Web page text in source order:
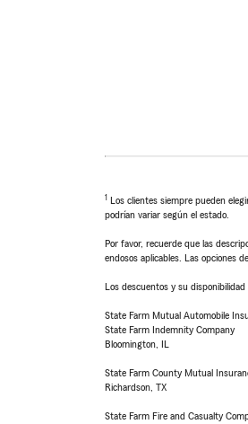
1 Los clientes siempre pueden
podrían variar según el estado.
Por favor, recuerde que las
endosos aplicables. Las opciones
Los descuentos y su
State Farm Mutual Automobile
State Farm Indemnity Company
Bloomington, IL
State Farm County Mutual
Richardson, TX
State Farm Fire and Casualty